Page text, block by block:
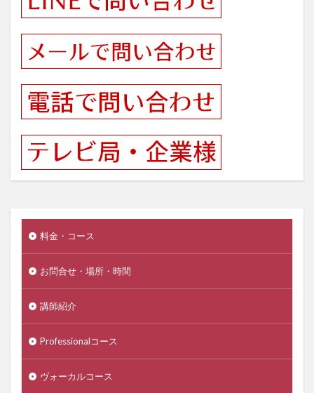
料金・コース
お問合せ・場所・時間
講師紹介
Professionalコース
ヴォーカルコース